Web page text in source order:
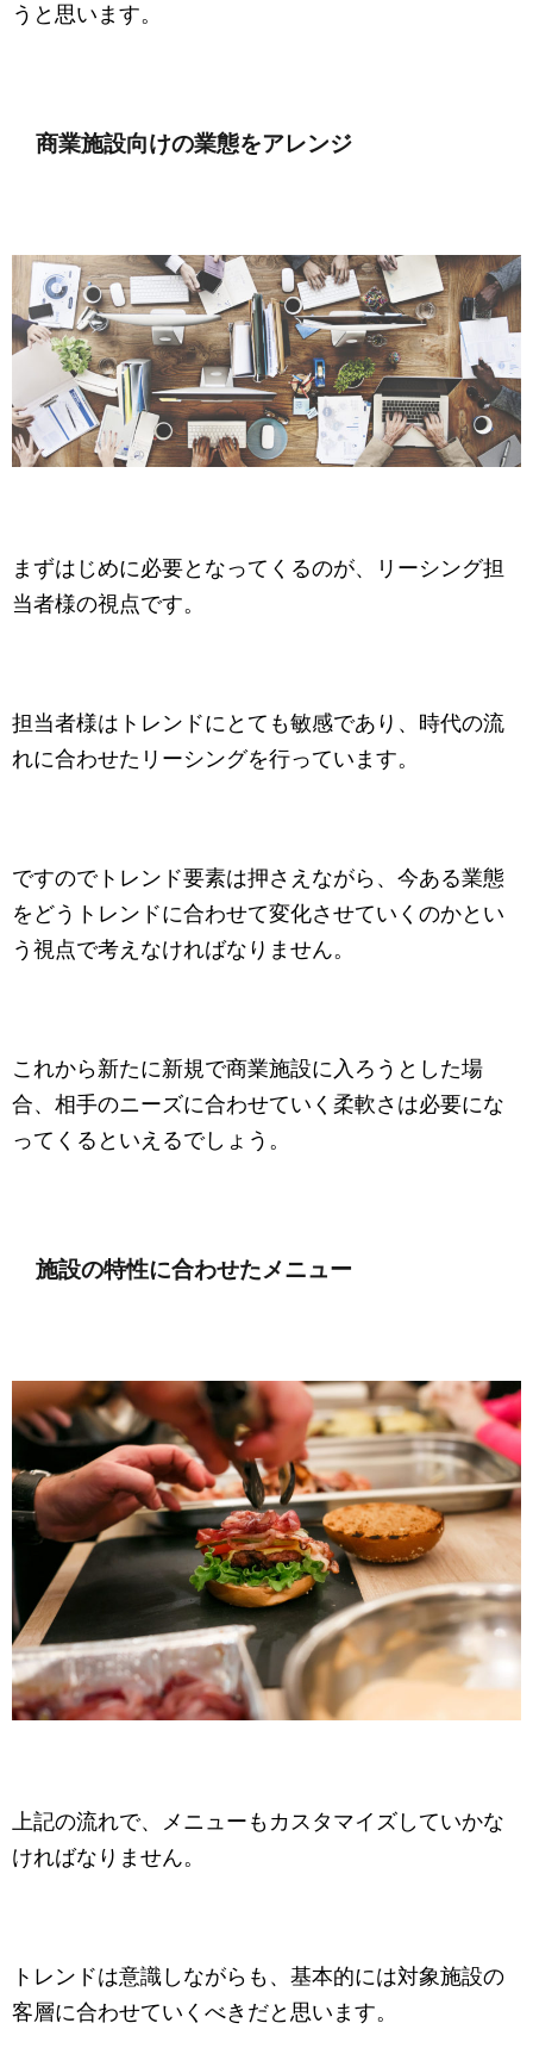
うと思います。
商業施設向けの業態をアレンジ
まずはじめに必要となってくるのが、リーシング担
当者様の視点です。
担当者様はトレンドにとても敏感であり、時代の流
れに合わせたリーシングを行っています。
ですのでトレンド要素は押さえながら、今ある業態
をどうトレンドに合わせて変化させていくのかとい
う視点で考えなければなりません。
これから新たに新規で商業施設に入ろうとした場
合、相手のニーズに合わせていく柔軟さは必要にな
ってくるといえるでしょう。
施設の特性に合わせたメニュー
上記の流れで、メニューもカスタマイズしていかな
ければなりません。
トレンドは意識しながらも、基本的には対象施設の
客層に合わせていくべきだと思います。